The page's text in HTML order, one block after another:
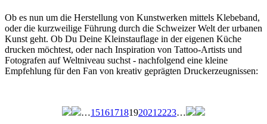
Ob es nun um die Herstellung von Kunstwerken mittels Klebeband,
oder die kurzweilige Führung durch die Schweizer Welt der urbanen
Kunst geht. Ob Du Deine Kleinstauflage in der eigenen Küche
drucken möchtest, oder nach Inspiration von Tattoo-Artists und
Fotografen auf Weltniveau suchst - nachfolgend eine kleine
Empfehlung für den Fan von kreativ geprägten Druckerzeugnissen:
…15161718192021 2223…